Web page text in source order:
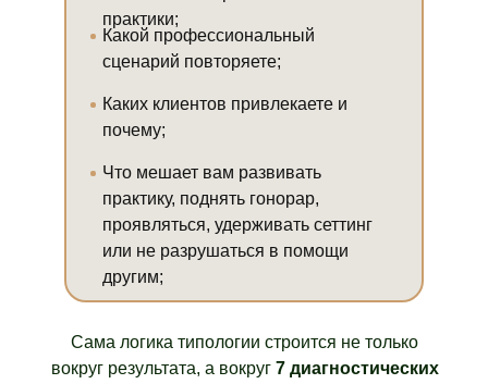
практики;
Какой профессиональный
сценарий повторяете;
Каких клиентов привлекаете и
почему;
Что мешает вам развивать
практику, поднять гонорар,
проявляться, удерживать сеттинг
или не разрушаться в помощи
другим;
Сама логика типологии строится не только
вокруг результата, а вокруг 7 диагностических